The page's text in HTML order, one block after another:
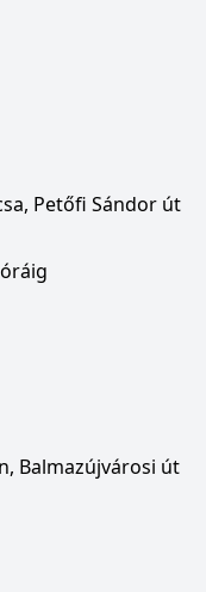
Petőfi Sándor út
Balmazújvárosi út